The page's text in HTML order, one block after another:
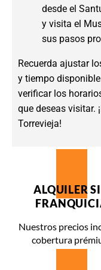
desde el
y visita el
sus pasos
Recuerda ajustar
y tiempo
verificar los
que deseas visitar.
Torrevieja!
ALQUILER
Nuestros precios
cobertura